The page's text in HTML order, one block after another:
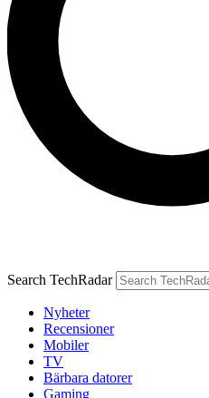
Search TechRadar
Nyheter
Recensioner
Mobiler
TV
Bärbara datorer
Gaming